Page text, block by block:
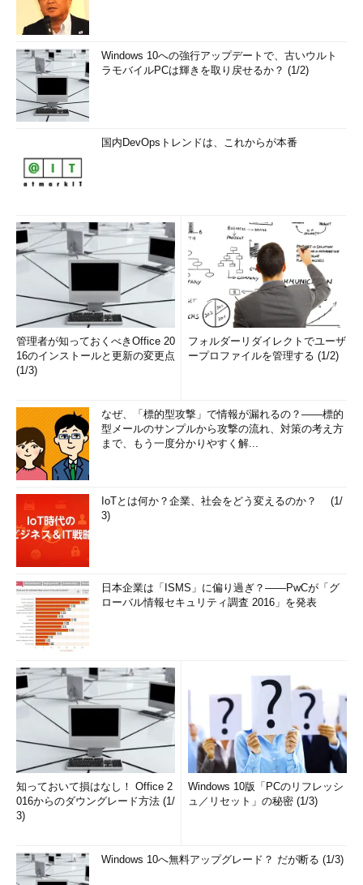
Windows 10への強行アップデートで、古いウルト
ラモバイルPCは輝きを取り戻せるか？ (1/2)
国内DevOpsトレンドは、これからが本番
管理者が知っておくべきOffice 20
16のインストールと更新の変更点
(1/3)
フォルダーリダイレクトでユーザ
ープロファイルを管理する (1/2)
なぜ、「標的型攻撃」で情報が漏れるの？――標的
型メールのサンプルから攻撃の流れ、対策の考え方
まで、もう一度分かりやすく解...
IoTとは何か？企業、社会をどう変えるのか？ (1/
3)
日本企業は「ISMS」に偏り過ぎ？――PwCが「グ
ローバル情報セキュリティ調査 2016」を発表
知っておいて損はなし！ Office 2
016からのダウングレード方法 (1/
3)
Windows 10版「PCのリフレッシ
ュ／リセット」の秘密 (1/3)
Windows 10へ無料アップグレード？ だが断る (1/3)